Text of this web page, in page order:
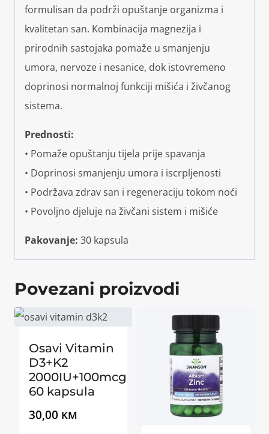
formulisan da podrži opuštanje organizma i
kvalitetan san. Kombinacija magnezija i
prirodnih sastojaka pomaže u smanjenju
umora, nervoze i nesanice, dok istovremeno
doprinosi normalnoj funkciji mišića i živčanog
sistema.
Prednosti:
• Pomaže opuštanju tijela prije spavanja
• Doprinosi smanjenju umora i iscrpljenosti
• Podržava zdrav san i regeneraciju tokom noći
• Povoljno djeluje na živčani sistem i mišiće
Pakovanje: 30 kapsula
Povezani proizvodi
Osavi Vitamin
D3+K2
2000IU+100mcg
60 kapsula
30,00 KM